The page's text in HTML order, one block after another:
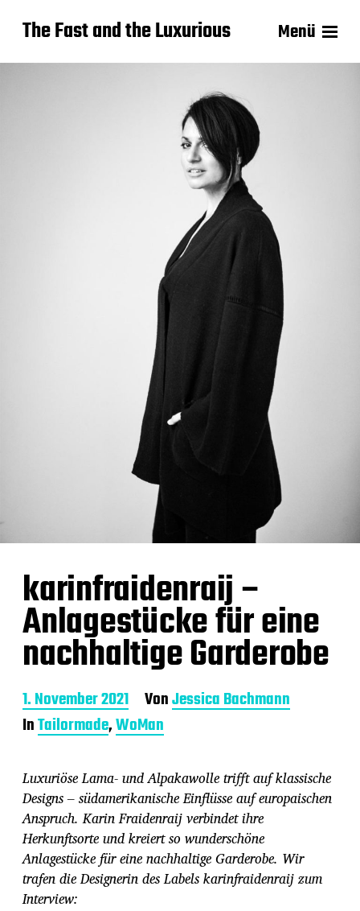
The Fast and the Luxurious Menü
karinfraidenraij –
Anlagestücke für eine
nachhaltige Garderobe
B
e
i
a
g
s
d
a
t
u
m
1. November 2021 VonJessica Bachmann
InTailormade,WoMan
Luxuriöse Lama- und Alpakawolle trifft auf klassische
Designs – südamerikanische Einflüsse auf europaischen
Anspruch. Karin Fraidenraij verbindet ihre
Herkunftsorte und kreiert so wunderschöne
Anlagestücke für eine nachhaltige Garderobe. Wir
trafen die Designerin des Labels karinfraidenraij zum
Interview: